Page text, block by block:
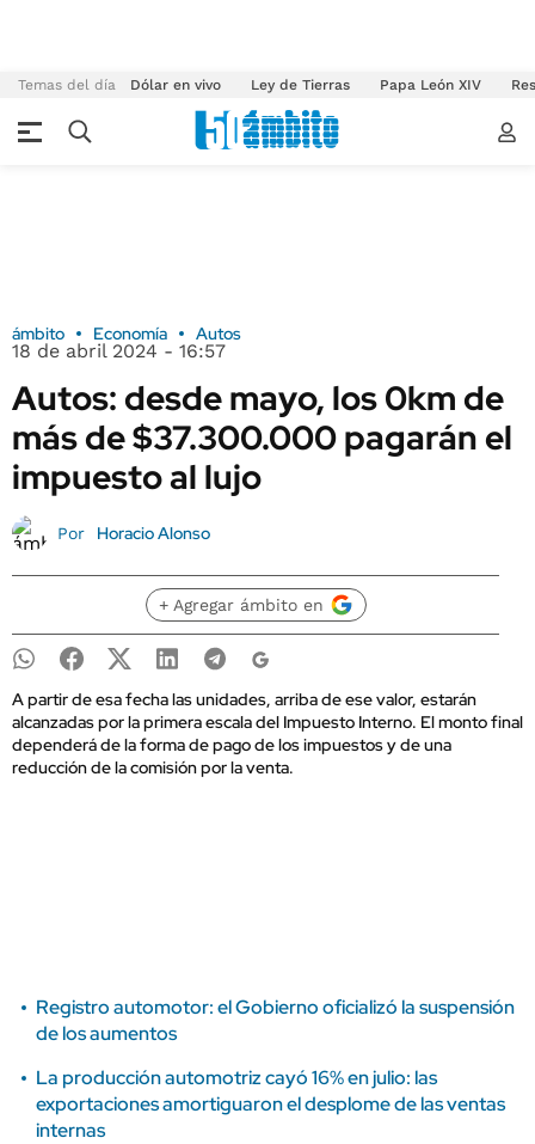
Temas del día Dólar en vivo Ley de Tierras Papa León XIV
ámbito Economía Autos
18 de abril 2024 - 16:57
Autos: desde mayo, los 0km de
más de $37.300.000 pagarán el
impuesto al lujo
Por Horacio Alonso
+ Agregar ámbito en
A partir de esa fecha las unidades, arriba de ese valor, estarán
alcanzadas por la primera escala del Impuesto Interno. El monto final
dependerá de la forma de pago de los impuestos y de una
reducción de la comisión por la venta.
Registro automotor: el Gobierno oficializó la suspensión
de los aumentos
La producción automotriz cayó 16% en julio: las
exportaciones amortiguaron el desplome de las ventas
internas